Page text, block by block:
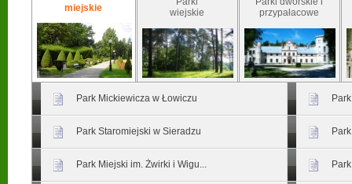
miejskie
wiejskie
przypałacowe
Park Mickiewicza w Łowiczu
Park Staromiejski w Sieradzu
Park Miejski im. Żwirki i Wigu...